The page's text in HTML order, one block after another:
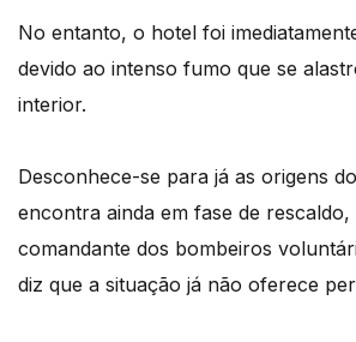
No entanto, o hotel foi
devido ao intenso fumo que se
interior.
Desconhece-se para já as origens
encontra ainda em fase de rescaldo,
comandante dos bombeiros
diz que a situação já não oferece